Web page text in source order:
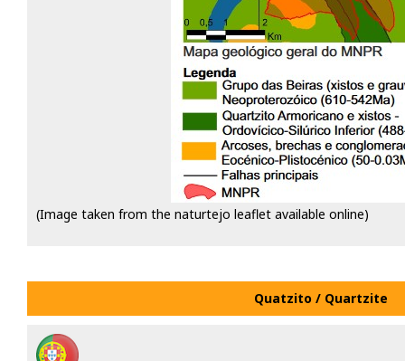
(Image taken from the naturtejo leaflet available online)
Quatzito / Quartzite